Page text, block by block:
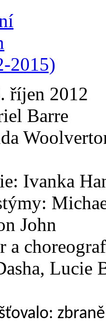
říjen 2012
Barre
Ivanka
John
a